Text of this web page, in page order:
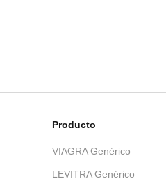
Producto
VIAGRA Genérico
LEVITRA Genérico